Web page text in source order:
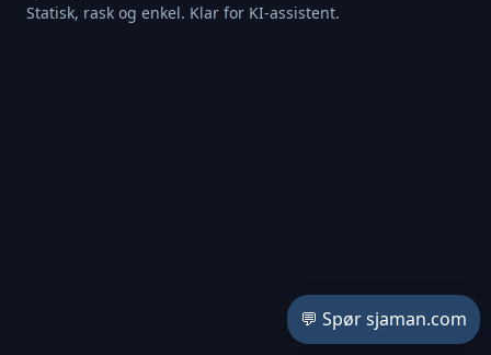
Statisk, rask og enkel. Klar for KI-assistent.
💬 Spør sjaman.com